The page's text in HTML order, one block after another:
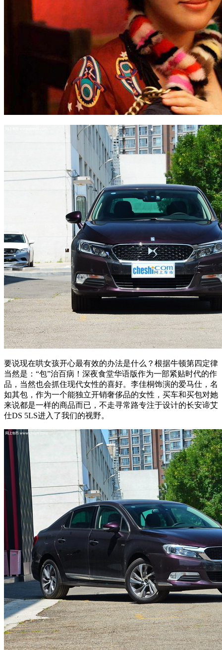
要说现在哄女孩开心最有效的办法是什么？根据牛顿第四定律
当然是：“包”治百病！深夜食堂华语版作为一部紧贴时代的作
品，当然也会抓住现代女性的喜好。李佳桐饰演的爱马仕，名
如其包，作为一个能独立开销奢侈品的女性，买车和买包对她
来说都是一样的商品而已，不走寻常路专注于设计的长安谛艾
仕DS 5LS进入了我们的视野。